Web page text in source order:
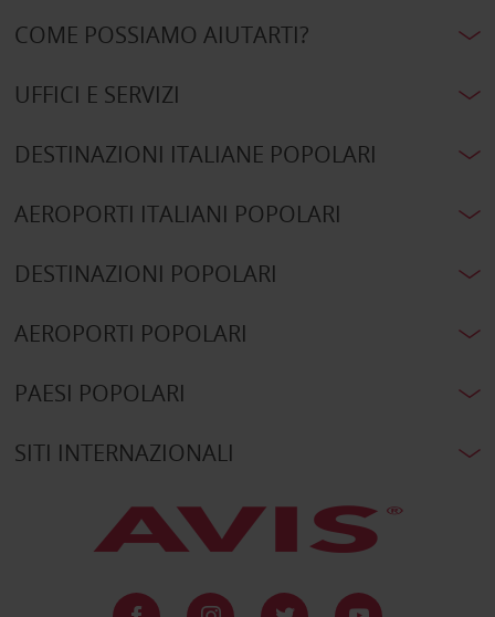
COME POSSIAMO AIUTARTI?
UFFICI E SERVIZI
DESTINAZIONI ITALIANE POPOLARI
AEROPORTI ITALIANI POPOLARI
DESTINAZIONI POPOLARI
AEROPORTI POPOLARI
PAESI POPOLARI
SITI INTERNAZIONALI